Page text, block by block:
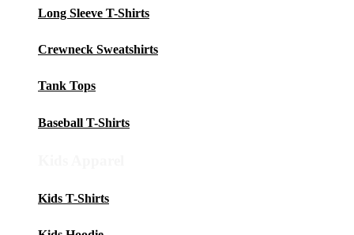
Long Sleeve T-Shirts
Crewneck Sweatshirts
Tank Tops
Baseball T-Shirts
Kids T-Shirts